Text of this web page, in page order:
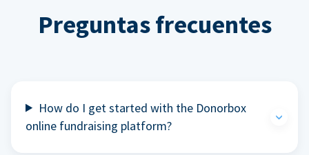
Preguntas frecuentes
How do I get started with the Donorbox
online fundraising platform?